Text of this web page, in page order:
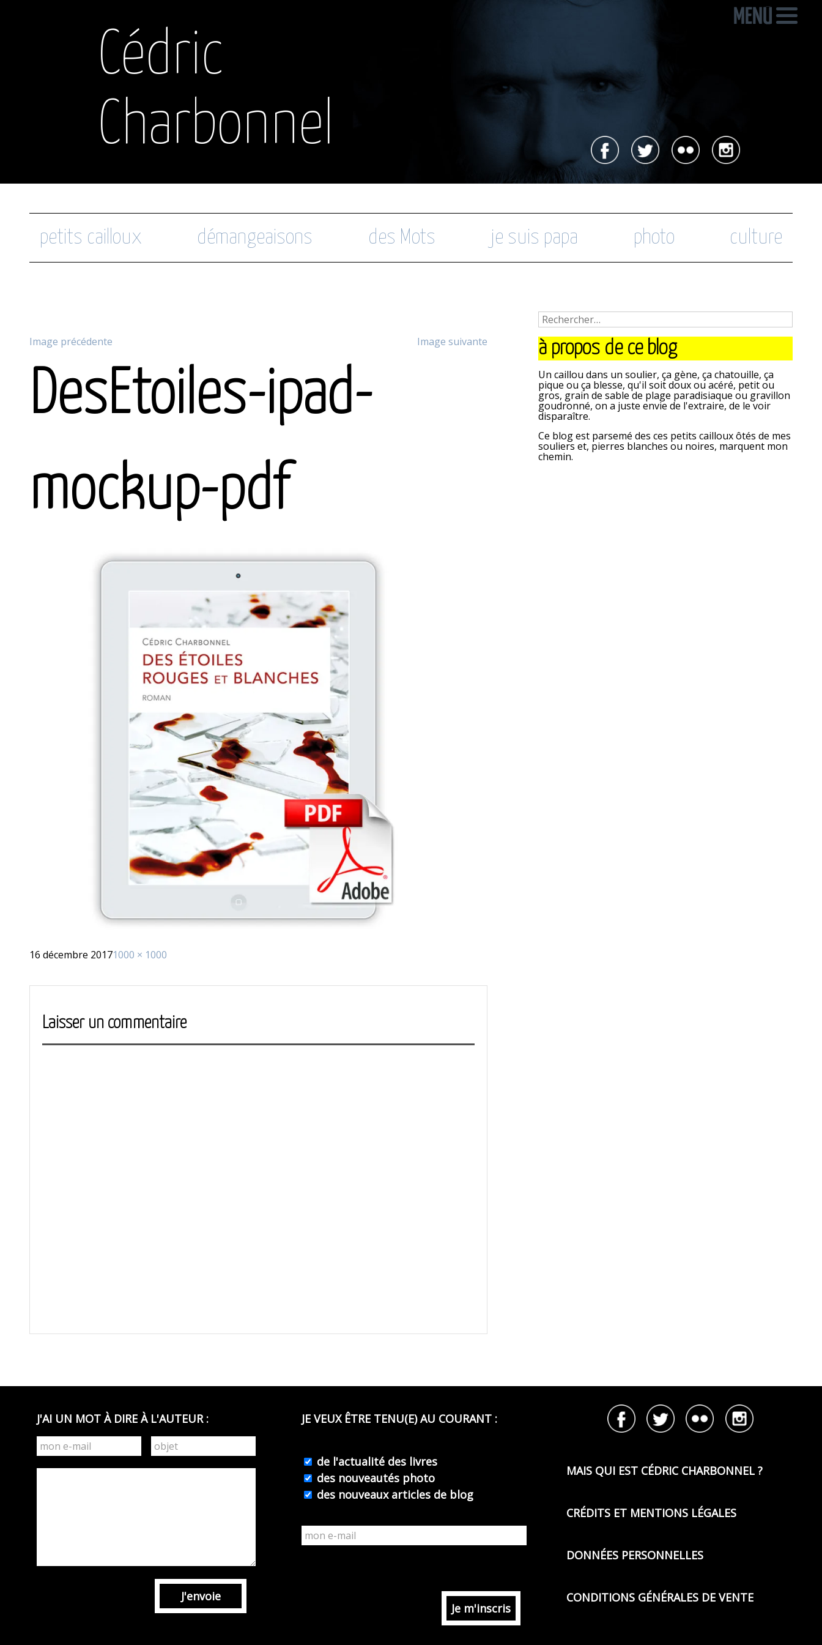
Cédric
Charbonnel
petits cailloux démangeaisons des Mots je suis papa photo culture
Image précédente Image suivante
DesEtoiles-ipad-
mockup-pdf
Publié
16 décembre 2017Taille
1000 × 1000
Laisser un commentaire
à propos de ce blog
Un caillou dans un soulier, ça gène, ça chatouille, ça
pique ou ça blesse, qu'il soit doux ou acéré, petit ou
gros, grain de sable de plage paradisiaque ou gravillon
goudronné, on a juste envie de l'extraire, de le voir
disparaître.
Ce blog est parsemé des ces petits cailloux ôtés de mes
souliers et, pierres blanches ou noires, marquent mon
chemin.
J'AI UN MOT À DIRE À L'AUTEUR :
J'envoie
JE VEUX ÊTRE TENU(E) AU COURANT :
de l'actualité des livres
des nouveautés photo
des nouveaux articles de blog
MAIS QUI EST CÉDRIC CHARBONNEL ?
CRÉDITS ET MENTIONS LÉGALES
DONNÉES PERSONNELLES
CONDITIONS GÉNÉRALES DE VENTE